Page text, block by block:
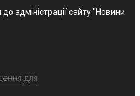
адміністрації сайту "Новини
для